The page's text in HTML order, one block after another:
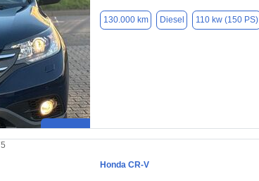
130.000 km Diesel 110 kw (150 PS)
Honda CR-V